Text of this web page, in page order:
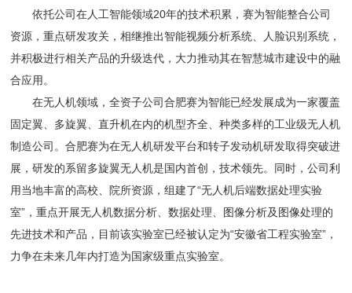
依托公司在人工智能领域20年的技术积累，赛为智能整合公司
资源，重点研发攻关，相继推出智能视频分析系统、人脸识别系统，
并积极进行相关产品的升级迭代，大力推动其在智慧城市建设中的融
合应用。
在无人机领域，全资子公司合肥赛为智能已经发展成为一家覆盖
固定翼、多旋翼、直升机在内的机型齐全、种类多样的工业级无人机
制造公司。合肥赛为在无人机研发平台和转子发动机研发取得突破进
展，研发的系留多旋翼无人机是国内首创，技术领先。同时，公司利
用当地丰富的高校、院所资源，组建了“无人机后端数据处理实验
室”，重点开展无人机数据分析、数据处理、图像分析及图像处理的
先进技术和产品，目前该实验室已经被认定为“安徽省工程实验室”，
力争在未来几年内打造为国家级重点实验室。